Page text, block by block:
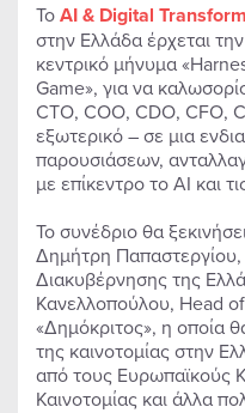
ΤοAI& Digital
στην Ελλάδα έρχεται
κεντρικό μήνυμα
Game», για να
CTO, COO, CDO, CFO,
εξωτερικό – σε μια
παρουσιάσεων,
με επίκεντρο το AI και
Το συνέδριο θα
Δημήτρη
Διακυβέρνησης της
Κανελλοπούλου, Head
«Δημόκριτος», η οποία
της καινοτομίας στην
από τους Ευρωπαϊκούς
Καινοτομίας και άλλα